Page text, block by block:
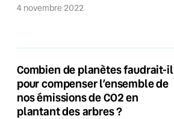
4 novembre 2022
Combien de planètes faudrait-il
pour compenser l’ensemble de
nos émissions de CO2 en
plantant des arbres ?